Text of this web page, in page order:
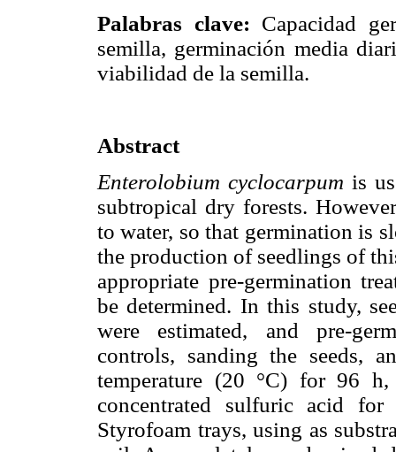
Palabras clave: Capacidad
semilla, germinación media
viabilidad de la semilla.
Abstract
Enterolobium cyclocarpum is
subtropical dry forests.
to water, so that germination is
the production of seedlings of
appropriate pre-germination
be determined. In this study,
were estimated, and pre-
controls, sanding the seeds,
temperature (20 °C) for 96
concentrated sulfuric acid
Styrofoam trays, using as